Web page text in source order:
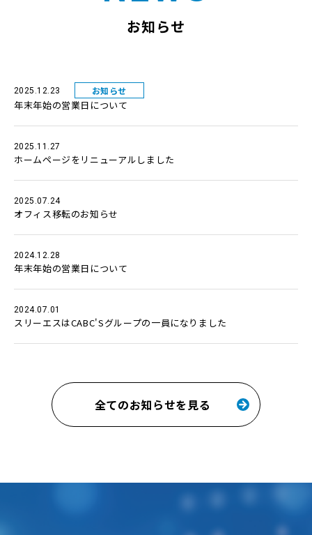
お知らせ
2025.12.23 お知らせ
年末年始の営業日について
2025.11.27
ホームページをリニューアルしました
2025.07.24
オフィス移転のお知らせ
2024.12.28
年末年始の営業日について
2024.07.01
スリーエスはCABC'Sグループの一員になりました
全てのお知らせを見る